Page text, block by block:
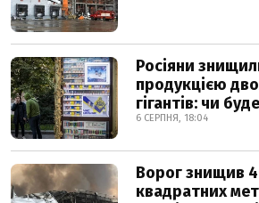
Росіяни
продукцією
гігантів: чи
6 СЕРПНЯ, 18:04
Ворог знищив
квадратних